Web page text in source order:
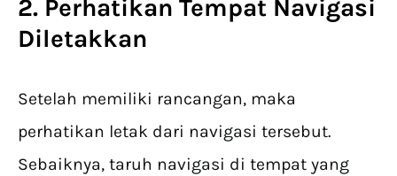
2. Perhatikan Tempat Navigasi
Diletakkan
Setelah memiliki rancangan, maka
perhatikan letak dari navigasi tersebut.
Sebaiknya, taruh navigasi di tempat yang